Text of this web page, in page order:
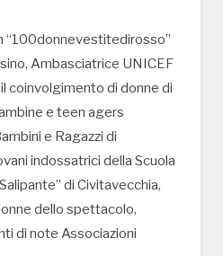
“100donnevestitedirosso”
Ambasciatrice UNICEF
coinvolgimento di donne di
e teen agers
e Ragazzi di
indossatrici della Scuola
di Civitavecchia,
dello spettacolo,
di note Associazioni